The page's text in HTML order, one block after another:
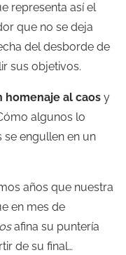
representa así el
que no se deja
del desborde de
sus objetivos.
homenaje al caos y
algunos lo
engullen en un
años que nuestra
en mes de
afina su puntería
de su final…